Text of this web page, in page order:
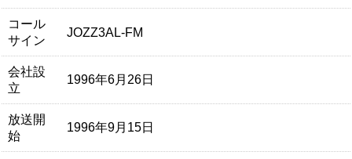
コール
サイン
JOZZ3AL-FM
会社設
立
1996年6月26日
放送開
始
1996年9月15日